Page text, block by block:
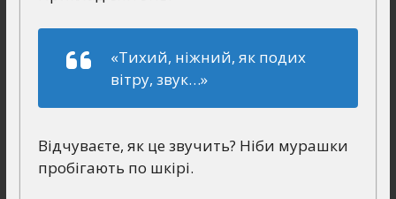
«Тихий, ніжний, як подих
вітру, звук…»
Відчуваєте, як це звучить? Ніби мурашки
пробігають по шкірі.